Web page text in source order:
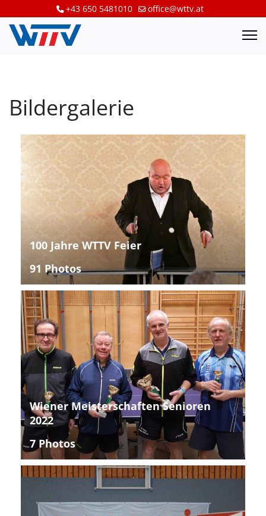
+43 650 5481010 office@wttv.at
Bildergalerie
100 Jahre WTTV Feier
91 Photos
Wiener Meisterschaften Senioren
2022
7 Photos